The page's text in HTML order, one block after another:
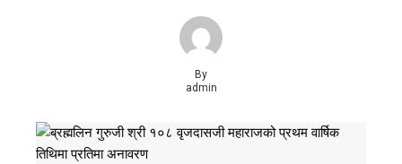
By
admin